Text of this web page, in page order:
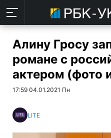
Алину Гросу
романе с
актером (фото
17:59 04.01.2021 Пн
LITE